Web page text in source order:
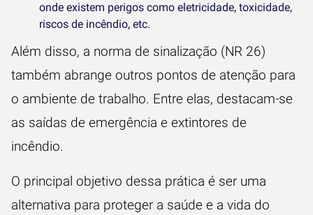
onde existem perigos como eletricidade, toxicidade,
riscos de incêndio, etc.
Além disso, a norma de sinalização (NR 26)
também abrange outros pontos de atenção para
o ambiente de trabalho. Entre elas, destacam-se
as saídas de emergência e extintores de
incêndio.
O principal objetivo dessa prática é ser uma
alternativa para proteger a saúde e a vida do